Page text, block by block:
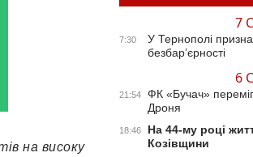
на високу
7
7:30
У Тернополі
безбар’єрності
6
21:54
ФК «Бучач»
Дроня
18:46
На 44-му році
Козівщини